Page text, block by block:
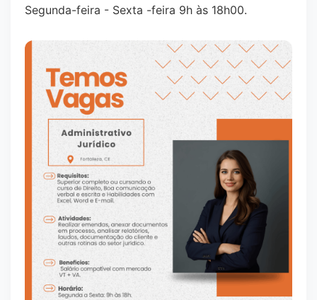
Segunda-feira - Sexta -feira 9h às 18h00.